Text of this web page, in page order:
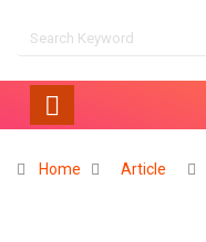
Home Article